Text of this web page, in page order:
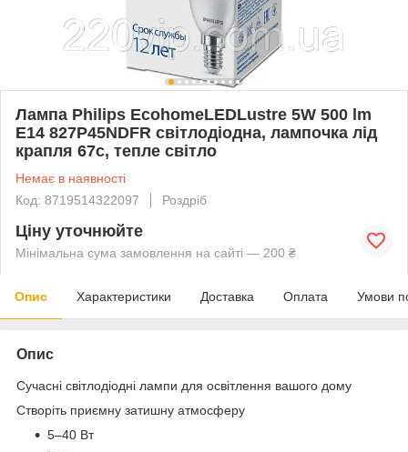
Лампа Philips EcohomeLEDLustre 5W 500 lm
E14 827P45NDFR світлодіодна, лампочка лід
крапля 67с, тепле світло
Немає в наявності
Код: 8719514322097
Роздріб
Ціну уточнюйте
Мінімальна сума замовлення на сайті — 200 ₴
Опис Характеристики Доставка Оплата Умови
Опис
Сучасні світлодіодні лампи для освітлення вашого дому
Створіть приємну затишну атмосферу
5–40 Вт